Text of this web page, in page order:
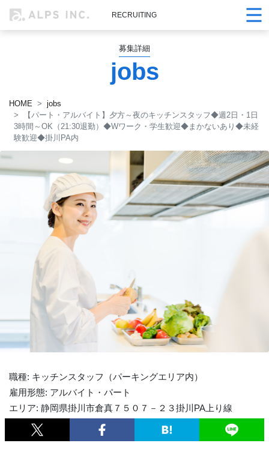
RECRUITING
募集詳細
jobs
HOME
jobs
【パート・アルバイト】夕方～夜のキッチンスタッフ◆週2日・1日
3時間～OK（21:30退勤）◆Wワーク・学生歓迎◆まかないあり◆未経
験歓迎◆掛川PA内
職種: キッチンスタッフ（パーキングエリア内）
雇用形態: アルバイト・パート
エリア: 静岡県掛川市倉真７５０７－２３掛川PA上り線